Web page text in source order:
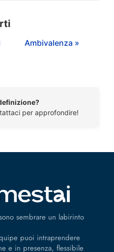
Ambivalenza »
per approfondire!
sembrare un labirinto
puoi intraprendere
e in presenza, flessibile